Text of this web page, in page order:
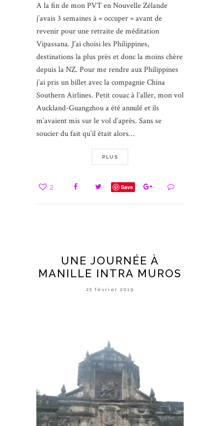
A la fin de mon PVT en Nouvelle Zélande
j’avais 3 semaines à « occuper » avant de
revenir pour une retraite de méditation
Vipassana. J’ai choisi les Philippines,
destinations la plus près et donc la moins chère
depuis la NZ. Pour me rendre aux Philippines
j’ai pris un billet avec la compagnie China
Southern Airlines. Petit couac à l’aller, mon vol
Auckland-Guangzhou a été annulé et ils
m’avaient mis sur le vol d’après. Sans se
soucier du fait qu’il était alors…
PLUS
2 Save
UNE JOURNÉE À
MANILLE INTRA MUROS
25 février 2019